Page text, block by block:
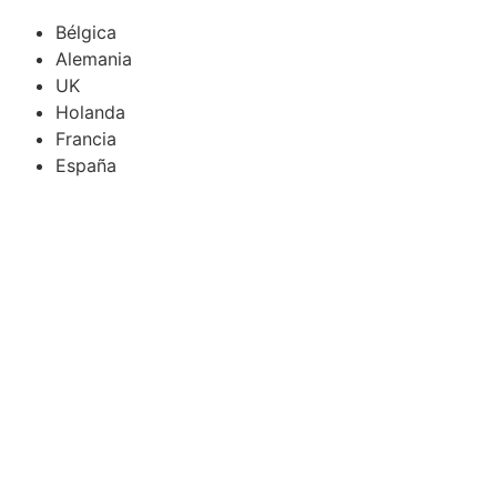
Bélgica
Alemania
UK
Holanda
Francia
España